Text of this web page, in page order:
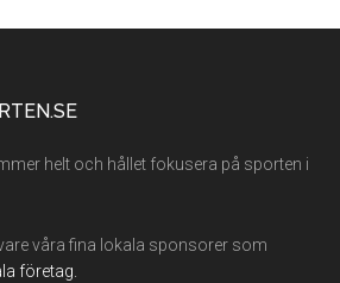
helt och hållet fokusera på sporten i
våra fina lokala sponsorer som
företag.